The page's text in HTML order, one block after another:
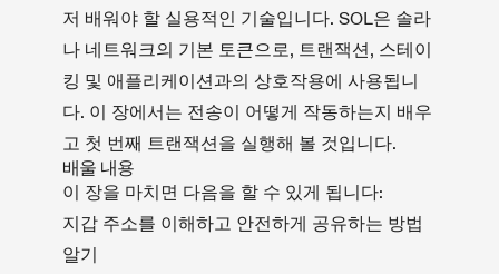
저 배워야 할 실용적인 기술입니다. SOL은 솔라
나 네트워크의 기본 토큰으로, 트랜잭션, 스테이
킹 및 애플리케이션과의 상호작용에 사용됩니
다. 이 장에서는 전송이 어떻게 작동하는지 배우
고 첫 번째 트랜잭션을 실행해 볼 것입니다.
배울 내용
이 장을 마치면 다음을 할 수 있게 됩니다:
지갑 주소를 이해하고 안전하게 공유하는 방법
알기